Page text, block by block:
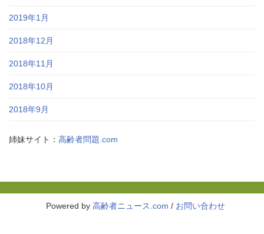
2019年1月
2018年12月
2018年11月
2018年10月
2018年9月
姉妹サイト： 高齢者問題.com
Powered by 高齢者ニュース.com / お問い合わせ